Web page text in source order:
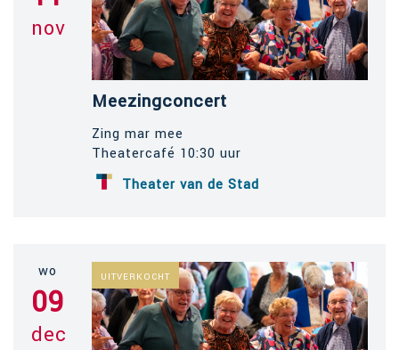
nov
Meezingconcert
Zing mar mee
Theatercafé 10:30 uur
Theater van de Stad
wo
09
dec
UITVERKOCHT